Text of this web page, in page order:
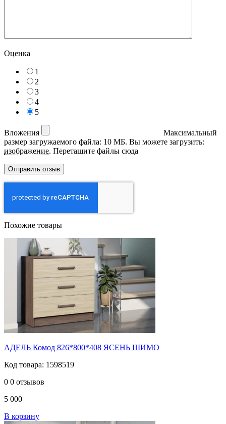
Оценка
1
2
3
4
5
Вложения
Максимальный
размер загружаемого файла: 10 МБ. Вы можете загрузить:
изображение. Перетащите файлы сюда
Похожие товары
АДЕЛЬ Комод 826*800*408 ЯСЕНЬ ШИМО
Код товара: 1598519
0 0 отзывов
5 000
В корзину